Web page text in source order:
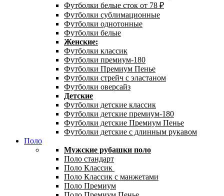
Футболки белые сток от 78 ₽
Футболки сублимационные
Футболки однотонные
Футболки белые
Женские:
Футболки классик
Футболки премиум-180
Футболки Премиум Пенье
Футболки стрейч с эластаном
Футболки оверсайз
Детские
Футболки детские классик
Футболки детские премиум-180
Футболки детские Премиум Пенье
Футболки детские с длинным рукавом
Поло
Мужские рубашки поло
Поло стандарт
Поло Классик
Поло Классик с манжетами
Поло Премиум